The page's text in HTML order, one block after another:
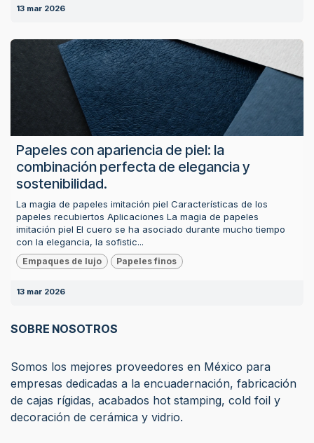
13 mar 2026
Papeles con apariencia de piel: la
combinación perfecta de elegancia y
sostenibilidad.
La magia de papeles imitación piel Características de los
papeles recubiertos Aplicaciones La magia de papeles
imitación piel El cuero se ha asociado durante mucho tiempo
con la elegancia, la sofistic...
Empaques de lujo Papeles finos
13 mar 2026
SOBRE NOSOTROS
Somos los mejores proveedores en México para
empresas dedicadas a la encuadernación, fabricación
de cajas rígidas, acabados hot stamping, cold foil y
decoración de cerámica y vidrio.